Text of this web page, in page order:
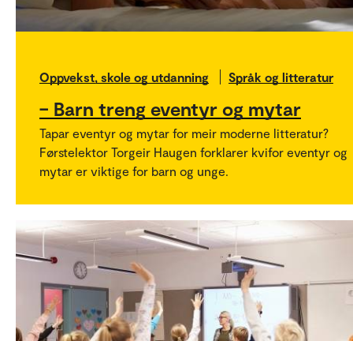
Oppvekst, skole og utdanning Språk og litteratur
– Barn treng eventyr og mytar
Tapar eventyr og mytar for meir moderne litteratur?
Førstelektor Torgeir Haugen forklarer kvifor eventyr og
mytar er viktige for barn og unge.